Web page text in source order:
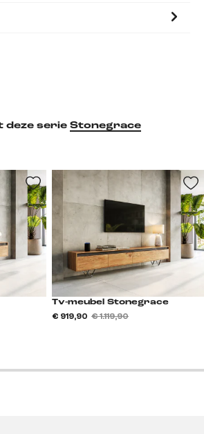
deze serie Stonegrace
Tv-meubel Stonegrace
€ 919,90 € 1.119,90